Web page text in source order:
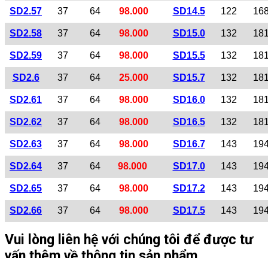
SD2.57 37 64 98.000 SD14.5 122
SD2.58 37 64 98.000 SD15.0 132
SD2.59 37 64 98.000 SD15.5 132
SD2.6 37 64 25.000 SD15.7 132
SD2.61 37 64 98.000 SD16.0 132
SD2.62 37 64 98.000 SD16.5 132
SD2.63 37 64 98.000 SD16.7 143
SD2.64 37 64 98.000 SD17.0 143
SD2.65 37 64 98.000 SD17.2 143
SD2.66 37 64 98.000 SD17.5 143
Vui lòng liên hệ với chúng tôi để được tư